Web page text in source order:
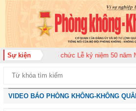
Sự kiện
tổ chức Lễ kỷ niệm 50 năm Ngày truyền
VIDEO BÁO PHÒNG KHÔNG-KHÔNG